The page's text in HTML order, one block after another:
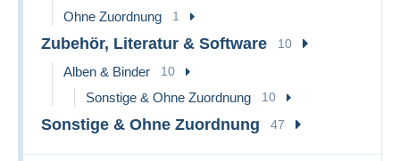
Ohne Zuordnung 1
Zubehör, Literatur & Software 10
Alben & Binder 10
Sonstige & Ohne Zuordnung 10
Sonstige & Ohne Zuordnung 47